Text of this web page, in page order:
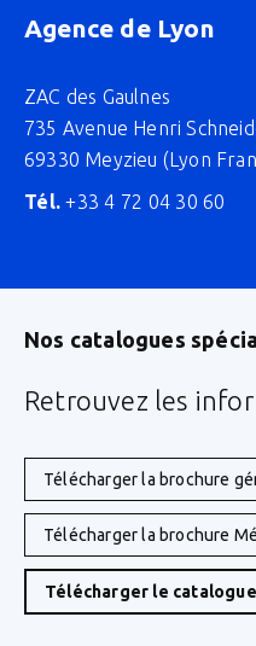
Agence de Lyon
ZAC des Gaulnes
735 Avenue Henri
69330 Meyzieu (Lyon
Tél. +33 4 72 04 30 60
Nos catalogues
Retrouvez les
Télécharger la brochure
Télécharger la brochure
Télécharger le